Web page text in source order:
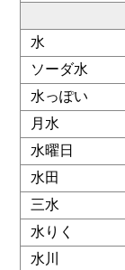
水
ソーダ水
水っぽい
月水
水曜日
水田
三水
水りく
水川